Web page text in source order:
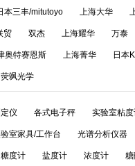
本三丰/mitutoyo 上海大华
贸 双杰 上海耀华 万泰
奥特赛恩斯 上海菁华 日本
荧飒光学
仪 各式电子秤 实验室粘
室家具/工作台 光谱分析仪器
糖度计 盐度计 浓度计